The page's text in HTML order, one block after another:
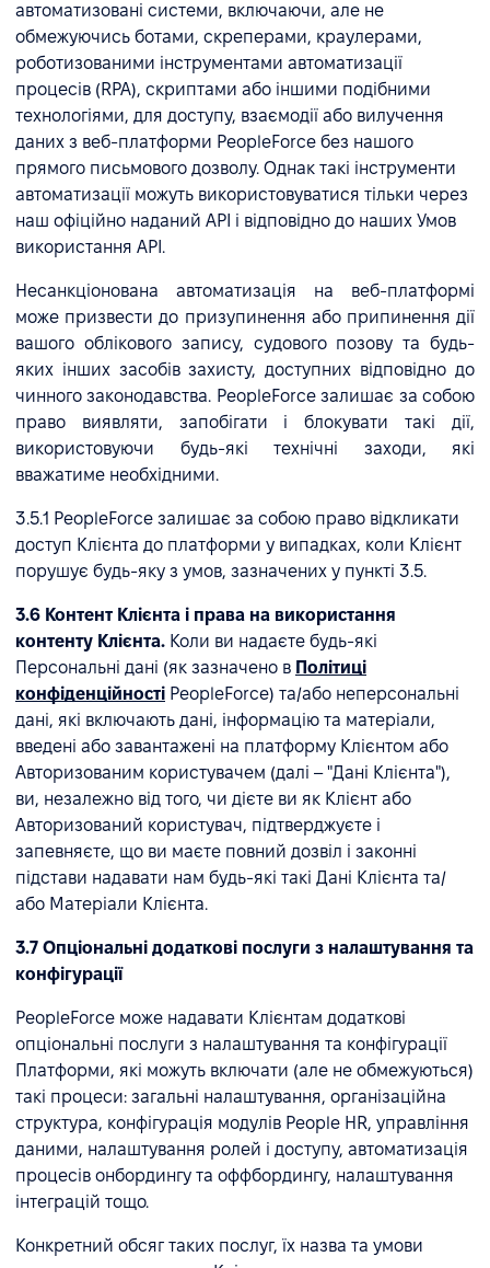
автоматизовані системи, включаючи, але не
обмежуючись ботами, скреперами, краулерами,
роботизованими інструментами автоматизації
процесів (RPA), скриптами або іншими подібними
технологіями, для доступу, взаємодії або вилучення
даних з веб-платформи PeopleForce без нашого
прямого письмового дозволу. Однак такі інструменти
автоматизації можуть використовуватися тільки через
наш офіційно наданий API і відповідно до наших Умов
використання API.
Несанкціонована автоматизація на веб-платформі
може призвести до призупинення або припинення дії
вашого облікового запису, судового позову та будь-
яких інших засобів захисту, доступних відповідно до
чинного законодавства. PeopleForce залишає за собою
право виявляти, запобігати і блокувати такі дії,
використовуючи будь-які технічні заходи, які
вважатиме необхідними.
3.5.1 PeopleForce залишає за собою право відкликати
доступ Клієнта до платформи у випадках, коли Клієнт
порушує будь-яку з умов, зазначених у пункті 3.5.
3.6 Контент Клієнта і права на використання
контенту Клієнта. Коли ви надаєте будь-які
Персональні дані (як зазначено в Політиці
конфіденційності PeopleForce) та/або неперсональні
дані, які включають дані, інформацію та матеріали,
введені або завантажені на платформу Клієнтом або
Авторизованим користувачем (далі – "Дані Клієнта"),
ви, незалежно від того, чи дієте ви як Клієнт або
Авторизований користувач, підтверджуєте і
запевняєте, що ви маєте повний дозвіл і законні
підстави надавати нам будь-які такі Дані Клієнта та/
або Матеріали Клієнта.
3.7 Опціональні додаткові послуги з налаштування та
конфігурації
PeopleForce може надавати Клієнтам додаткові
опціональні послуги з налаштування та конфігурації
Платформи, які можуть включати (але не обмежуються)
такі процеси: загальні налаштування, організаційна
структура, конфігурація модулів People HR, управління
даними, налаштування ролей і доступу, автоматизація
процесів онбордингу та оффбордингу, налаштування
інтеграцій тощо.
Конкретний обсяг таких послуг, їх назва та умови